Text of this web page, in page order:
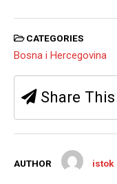
CATEGORIES
Bosna i Hercegovina
Share This
AUTHOR istok